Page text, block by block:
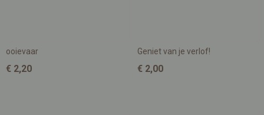
ooievaar
€ 2,20
Geniet van je verlof!
€ 2,00